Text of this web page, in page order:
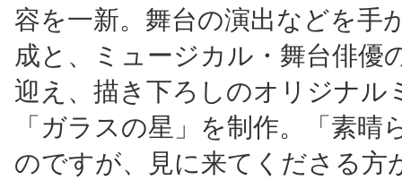
容を一新。舞台の演出などを手
成と、ミュージカル・舞台俳優
迎え、描き下ろしのオリジナル
「ガラスの星」を制作。「素晴
のですが、見に来てくださる方